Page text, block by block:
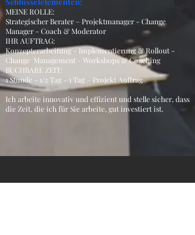
MEINE ROLLE:
Strategischer Berater – Projektmanager - Change
Manager - Coach & Moderator
IHR AUFTRAG:
Konzepterarbeitung - Implementierung & Rollout -
Change Management - Workshops & Coaching
BUCHBARE ZEIT:
1 Stunde - 1/2 Tag - 1 Tag – Projekt Auftrag
Ich arbeite innovativ und effizient und stelle sicher, dass
die Zeit, die ich für Sie arbeite, gut investiert ist.